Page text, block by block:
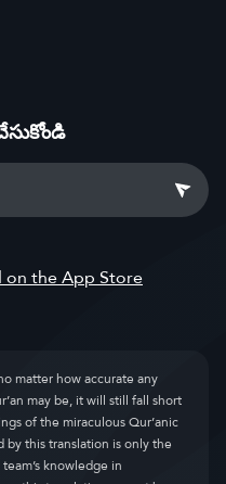
matter how accurate any
may be, it will still fall short
of the miraculous Qur’anic
this translation is only the
knowledge in